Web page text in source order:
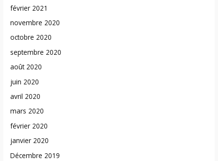
février 2021
novembre 2020
octobre 2020
septembre 2020
août 2020
juin 2020
avril 2020
mars 2020
février 2020
janvier 2020
Décembre 2019